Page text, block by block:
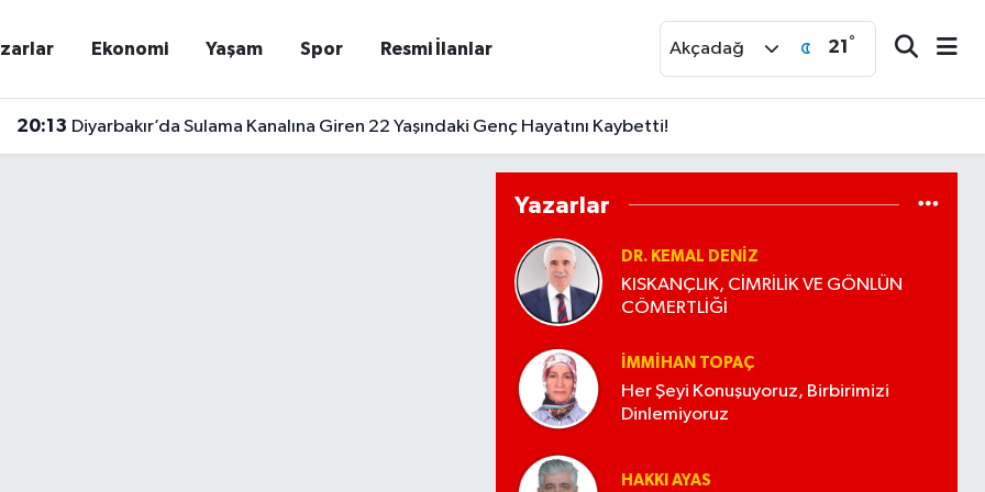
Ekonomi Yaşam Spor Resmi İlanlar Akçadağ 21 °
20:13 Diyarbakır’da Sulama Kanalına Giren 22 Yaşındaki Genç Hayatını Kaybetti!
Yazarlar
DR. KEMAL DENIZ
KISKANÇLIK, CİMRİLİK VE GÖNLÜN
CÖMERTLİĞİ
İMMIHAN TOPAÇ
Her Şeyi Konuşuyoruz, Birbirimizi
Dinlemiyoruz
HAKKI AYAS